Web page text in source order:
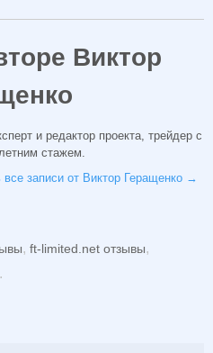
Виктор
и редактор проекта, трейдер с
стажем.
все записи от Виктор Геращенко →
,ft-limited.net отзывы,
.